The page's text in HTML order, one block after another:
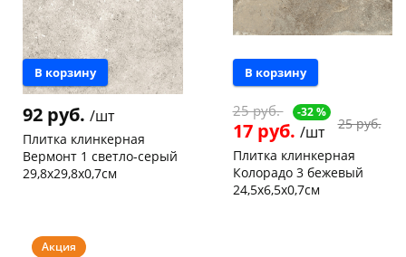
18
шт
Код товара
6418
В корзину
92 руб. /шт
Плитка клинкерная
Вермонт 1 светло-серый
29,8х29,8х0,7см
147а
В корзину
25 руб. -32 %
17 руб. /шт
25 руб.
Плитка клинкерная
Колорадо 3 бежевый
24,5х6,5х0,7см
Акция
раз в 2 недели